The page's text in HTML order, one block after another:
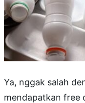
Ya, nggak salah
mendapatkan free